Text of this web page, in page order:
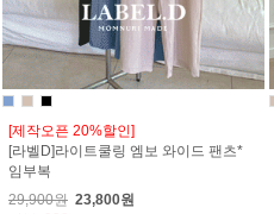
[제작오픈 20%할인]
[라벨D]라이트쿨링 엠보 와이드 팬츠*
임부복
29,900원 23,800원